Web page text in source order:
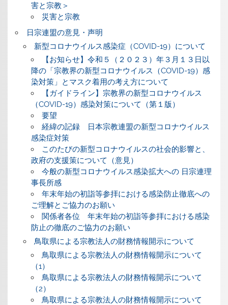
害と宗教＞
災害と宗教
日宗連盟の意見・声明
新型コロナウイルス感染症（COVID-19）について
【お知らせ】令和５（２０２３）年３月１３日以
降の「宗教界の新型コロナウイルス（COVID-19）感
染対策」とマスク着用の考え方について
【ガイドライン】宗教界の新型コロナウイルス
（COVID-19）感染対策について（第１版）
要望
経緯の記録 日本宗教連盟の新型コロナウイルス
感染症対策
このたびの新型コロナウイルスの社会的影響と、
政府の支援策について（意見）
今般の新型コロナウイルス感染拡大への 日宗連理
事長所感
年末年始の初詣等参拝における感染防止徹底への
ご理解とご協力のお願い
関係者各位 年末年始の初詣等参拝における感染
防止の徹底のご協力のお願い
鳥取県による宗教法人の財務情報開示について
鳥取県による宗教法人の財務情報開示について
（1）
鳥取県による宗教法人の財務情報開示について
（2）
鳥取県による宗教法人の財務情報開示について